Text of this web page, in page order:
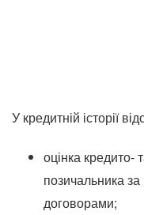
У кредитній історії
оцінка кредито-
позичальника
договорами;